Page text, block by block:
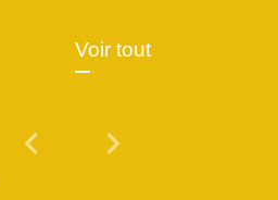
Voir tout
chevron_left Previous
chevron_right